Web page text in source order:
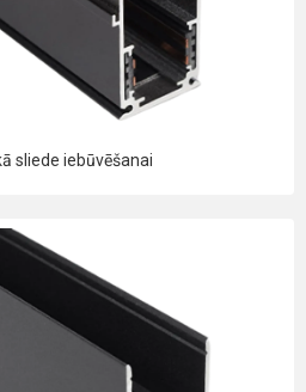
sliede iebūvēšanai